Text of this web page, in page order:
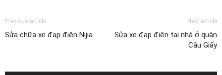
Previous article
Sửa chữa xe đạp điện Nijia
Next article
Sửa xe đạp điện tại nhà ở quận
Cầu Giấy